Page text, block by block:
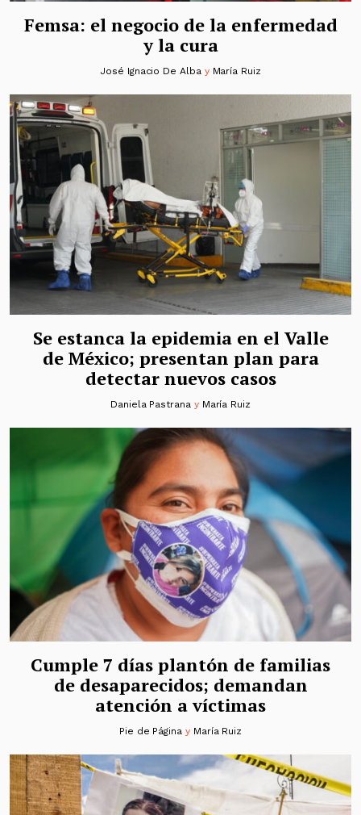
Femsa: el negocio de la enfermedad
y la cura
José Ignacio De Albay María Ruiz
Se estanca la epidemia en el Valle
de México; presentan plan para
detectar nuevos casos
Daniela Pastranay María Ruiz
Cumple 7 días plantón de familias
de desaparecidos; demandan
atención a víctimas
Pie de Página y María Ruiz